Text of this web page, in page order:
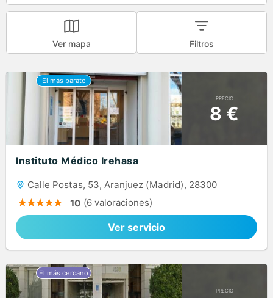
Ver mapa Filtros
PRECIO
8 €
Instituto Médico Irehasa
Calle Postas, 53, Aranjuez (Madrid), 28300
10 (6 valoraciones)
Ver servicio
PRECIO